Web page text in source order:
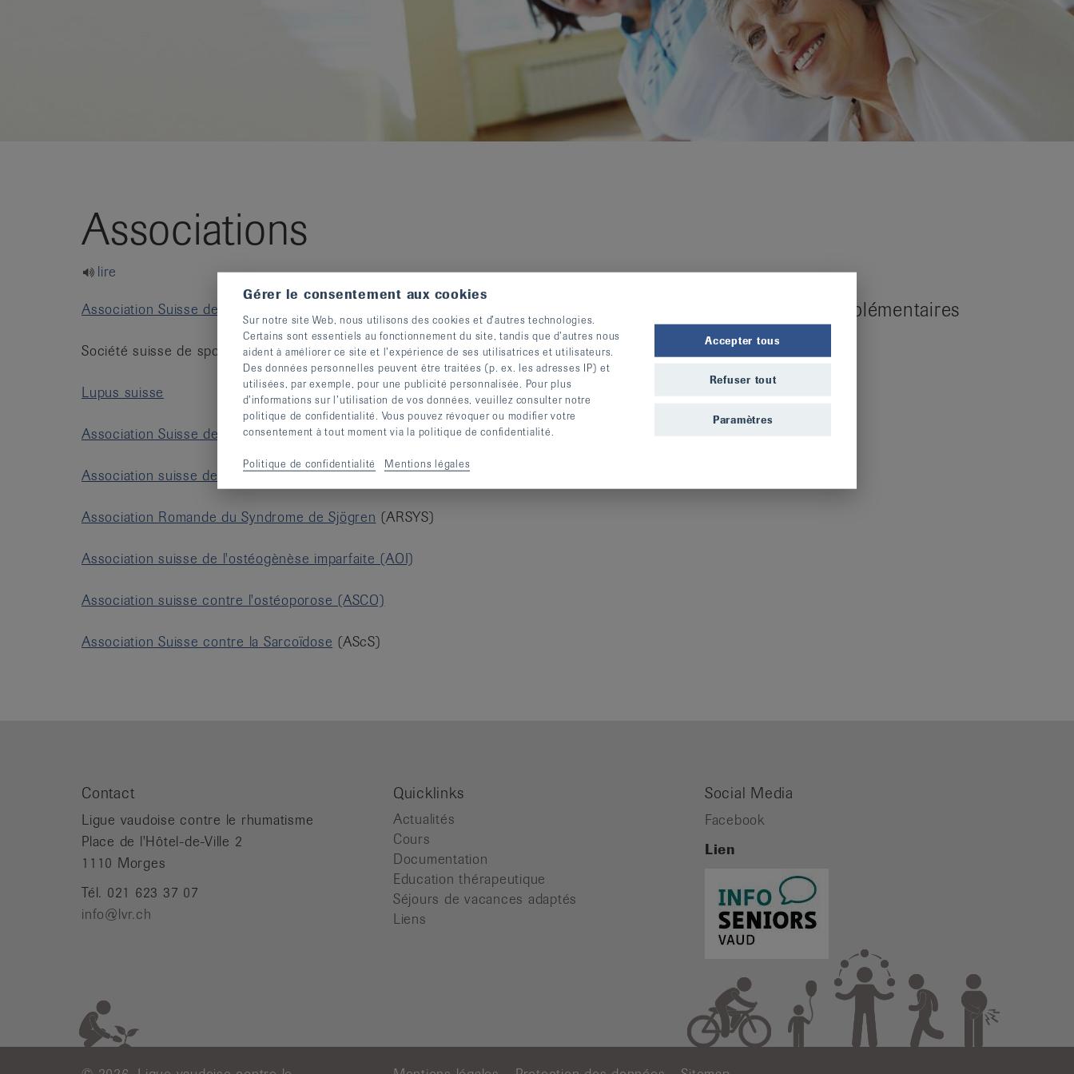
Associations
lire
Association Suisse des Polyarthritiques
Société suisse de spondylarthrite ankylosante,bechterew.ch
Lupus suisse
Association Suisse des Sclérodermiques
Association suisse des fibromyalgiques(ASFM)
Association Romande du Syndrome de Sjögren (ARSYS)
Association suisse de l'ostéogènèse imparfaite (AOI)
Association suisse contre l'ostéoporose (ASCO)
Association Suisse contre la Sarcoïdose (AScS)
Informations complémentaires
Liens
Tests en ligne
Mise en garde
Contact
Ligue vaudoise contre le rhumatisme
Place de l'Hôtel-de-Ville 2
1110 Morges
Tél. 021 623 37 07
info@lvr.ch
Quicklinks
Actualités
Cours
Documentation
Education thérapeutique
Séjours de vacances adaptés
Liens
Social Media
Facebook
Lien
Gérer le consentement aux cookies
Sur notre site Web, nous utilisons des cookies et d’autres technologies.
Certains sont essentiels au fonctionnement du site, tandis que d’autres nous
aident à améliorer ce site et l’expérience de ses utilisatrices et utilisateurs.
Des données personnelles peuvent être traitées (p. ex. les adresses IP) et
utilisées, par exemple, pour une publicité personnalisée. Pour plus
d’informations sur l’utilisation de vos données, veuillez consulter notre
politique de confidentialité. Vous pouvez révoquer ou modifier votre
consentement à tout moment via la politique de confidentialité.
Politique de confidentialité Mentions légales
Accepter tous
Refuser tout
Paramètres